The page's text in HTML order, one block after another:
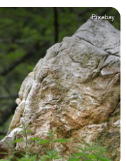
Pixabay